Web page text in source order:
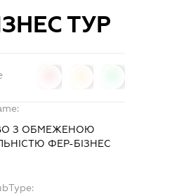
ТУР
З ОБМЕЖЕНОЮ
ФЕР-БІЗНЕС